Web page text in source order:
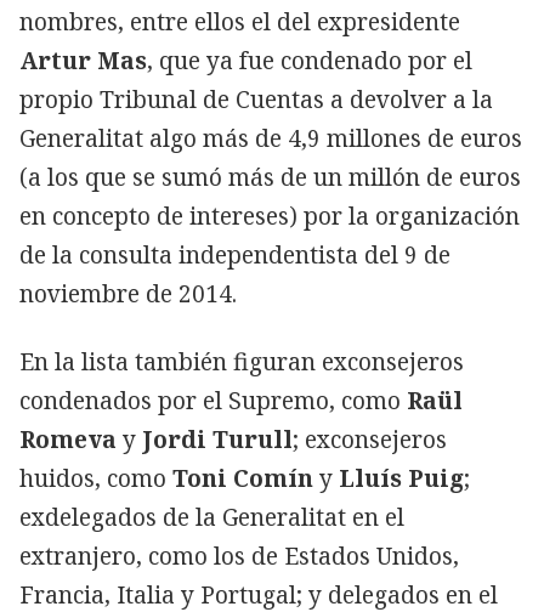
nombres, entre ellos el del expresidente
Artur Mas, que ya fue condenado por el
propio Tribunal de Cuentas a devolver a la
Generalitat algo más de 4,9 millones de euros
(a los que se sumó más de un millón de euros
en concepto de intereses) por la organización
de la consulta independentista del 9 de
noviembre de 2014.
En la lista también figuran exconsejeros
condenados por el Supremo, como Raül
Romeva y Jordi Turull; exconsejeros
huidos, como Toni Comíny Lluís Puig;
exdelegados de la Generalitat en el
extranjero, como los de Estados Unidos,
Francia, Italia y Portugal; y delegados en el